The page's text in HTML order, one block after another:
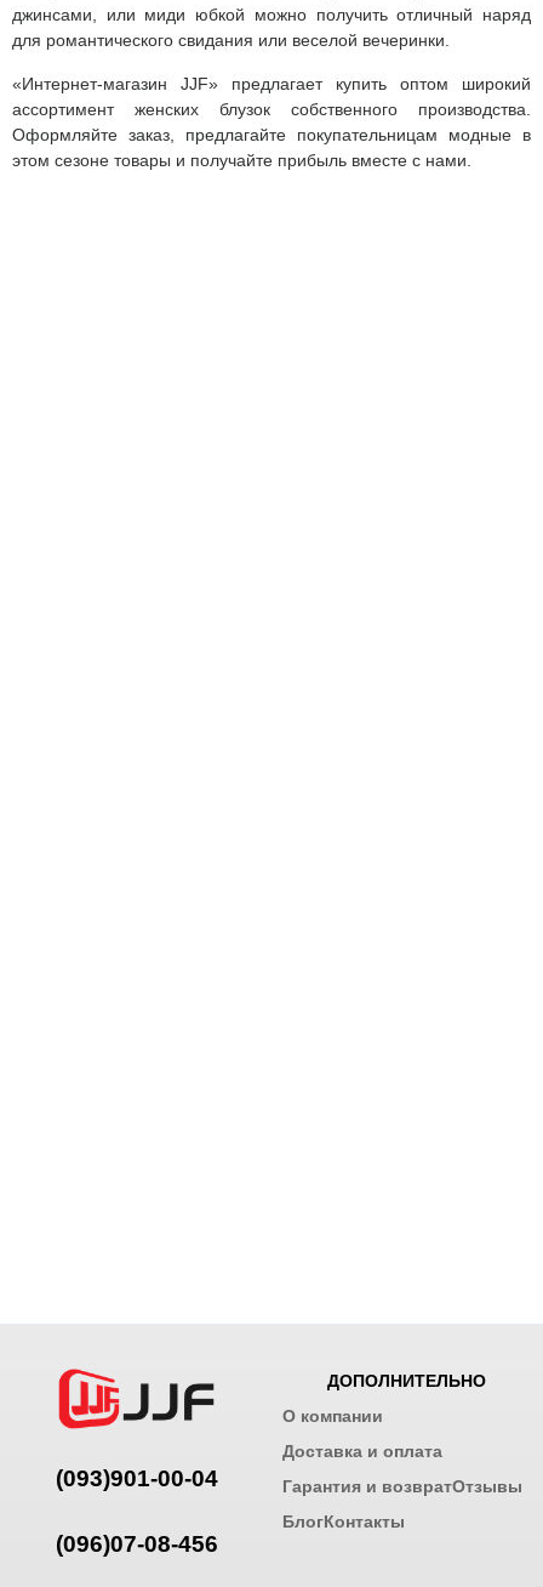
джинсами, или миди юбкой можно получить отличный наряд
для романтического свидания или веселой вечеринки.
«Интернет-магазин JJF» предлагает купить оптом широкий
ассортимент женских блузок собственного производства.
Оформляйте заказ, предлагайте покупательницам модные в
этом сезоне товары и получайте прибыль вместе с нами.
(093)901-00-04
(096)07-08-456
ДОПОЛНИТЕЛЬНО
О компании
Доставка и оплата
Гарантия и возвратОтзывы
БлогКонтакты